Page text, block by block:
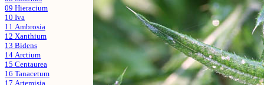
09 Hieracium
10 Iva
11 Ambrosia
12 Xanthium
13 Bidens
14 Arctium
15 Centaurea
16 Tanacetum
17 Artemisia